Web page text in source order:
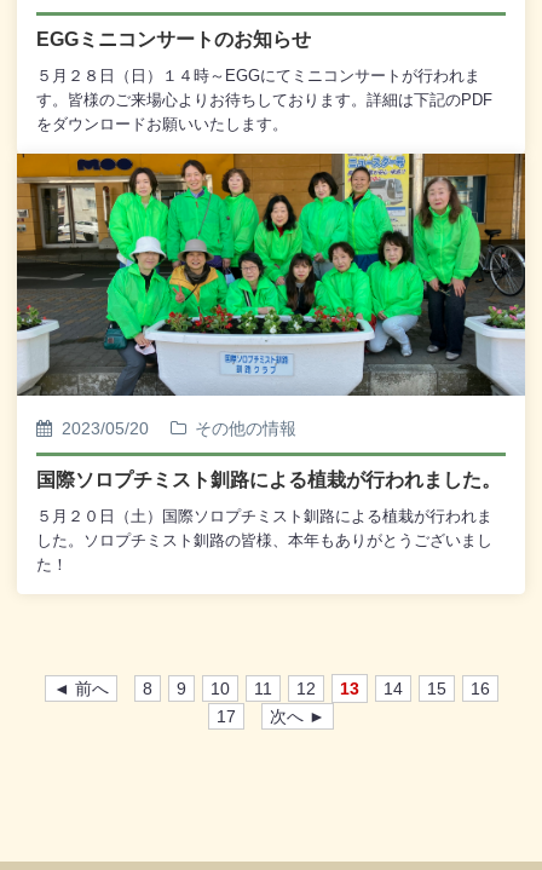
EGGミニコンサートのお知らせ
５月２８日（日）１４時～EGGにてミニコンサートが行われま
す。皆様のご来場心よりお待ちしております。詳細は下記のPDF
をダウンロードお願いいたします。
2023/05/20 その他の情報
国際ソロプチミスト釧路による植栽が行われました。
５月２０日（土）国際ソロプチミスト釧路による植栽が行われま
した。ソロプチミスト釧路の皆様、本年もありがとうございまし
た！
◄ 前へ 8 9 10 11 12 13 14 15
16
17
次へ ►